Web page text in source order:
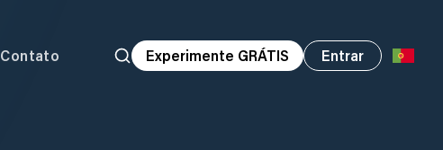
Contato Experimente GRÁTIS Entrar